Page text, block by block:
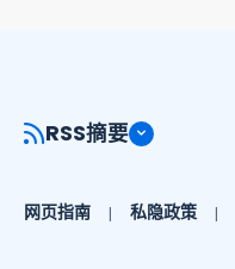
RSS摘要
网页指南 私隐政策